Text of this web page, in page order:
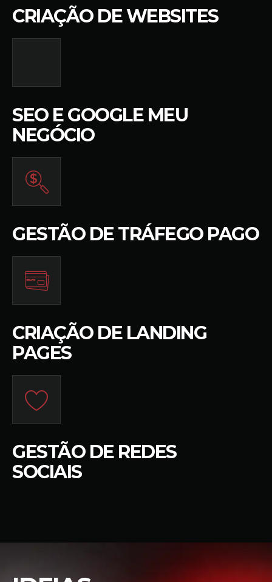
CRIAÇÃO DE WEBSITES
SEO E GOOGLE MEU
NEGÓCIO
GESTÃO DE TRÁFEGO PAGO
CRIAÇÃO DE LANDING
PAGES
GESTÃO DE REDES
SOCIAIS